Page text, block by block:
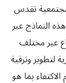
تقدس
النماذج عبر
عبر مختلف
لتطوير وترقية
بما هو